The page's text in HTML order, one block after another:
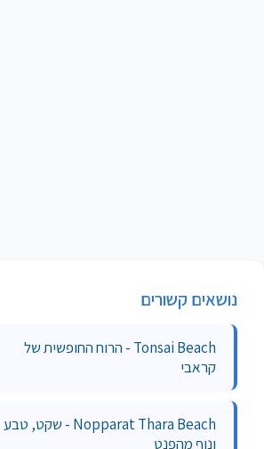
נושאים קשורים
Tonsai Beach - הרוח החופשית של
קראבי
Nopparat Thara Beach - שקט, טבע
ונוף מהפנט